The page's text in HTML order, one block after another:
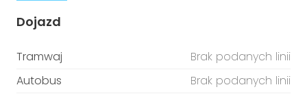
Dojazd
Tramwaj
Brak podanych linii
Autobus
Brak podanych linii